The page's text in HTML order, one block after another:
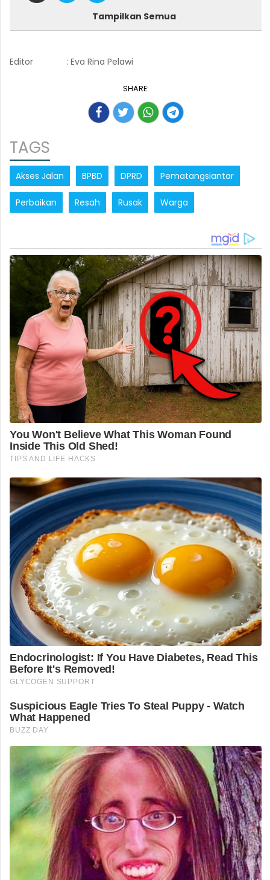
Tampilkan Semua
Editor : Eva Rina Pelawi
SHARE:
TAGS
Akses Jalan BPBD DPRD Pematangsiantar
Perbaikan Resah Rusak Warga